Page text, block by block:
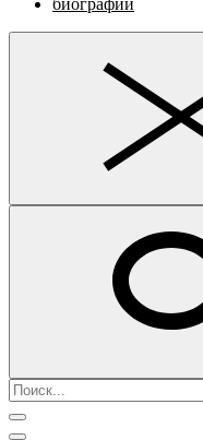
биографии